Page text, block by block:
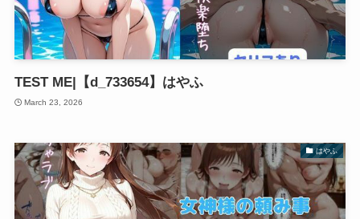
TEST ME|【d_733654】はやふ
March 23, 2026
はやふ